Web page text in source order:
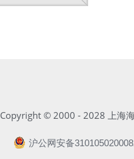
Copyright © 2000 - 2028 上海
沪公网安备